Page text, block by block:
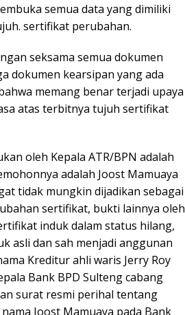
semua data yang dimiliki
sertifikat perubahan.
seksama semua dokumen
dokumen kearsipan yang ada
memang benar terjadi upaya
atas terbitnya tujuh sertifikat
oleh Kepala ATR/BPN adalah
adalah Joost Mamuaya
tidak mungkin dijadikan sebagai
sertifikat, bukti lainnya oleh
induk dalam status hilang,
asli dan sah menjadi anggunan
Kreditur ahli waris Jerry Roy
Bank BPD Sulteng cabang
surat resmi perihal tentang
Joost Mamuaya pada Bank